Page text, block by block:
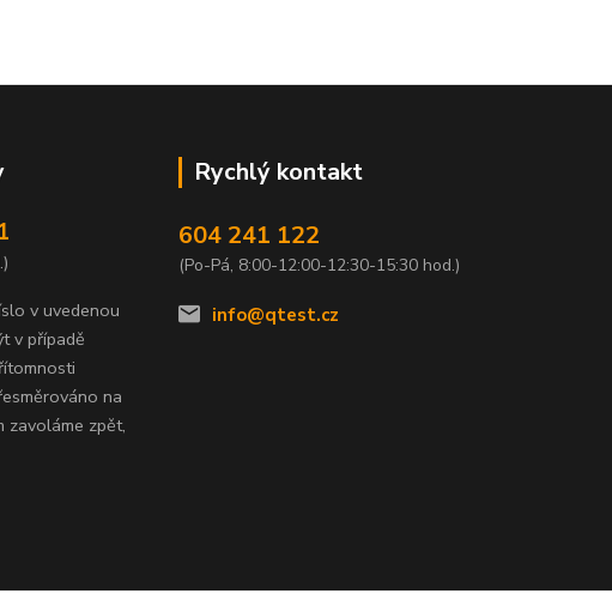
v uvedenou
v případě
na
zavoláme zpět,
Rychlý kontakt
604 241 122
(Po-Pá, 8:00-12:00-12:30-15:30 hod.)
info@qtest.cz